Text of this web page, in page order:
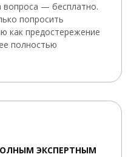
вопроса — бесплатно.
попросить
как предостережение
полностью
ЭКСПЕРТНЫМ